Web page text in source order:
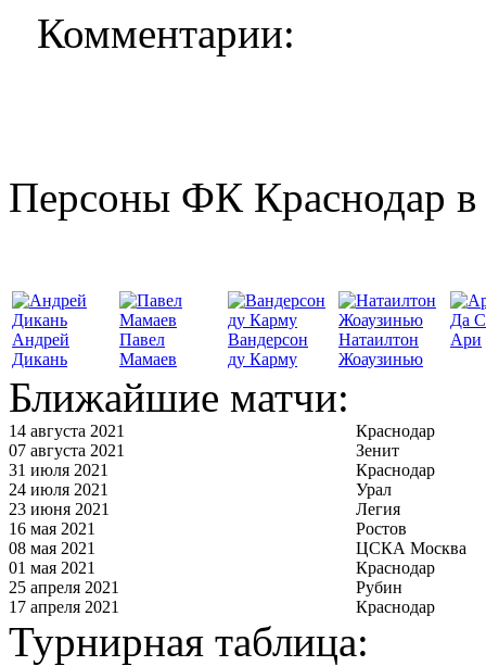
Комментарии:
Персоны ФК Краснодар в
Андрей
Дикань
Павел
Мамаев
Вандерсон
ду Карму
Натаилтон
Жоаузинью
Да
Ари
Ближайшие матчи:
14 августа 2021
Краснодар
07 августа 2021
Зенит
31 июля 2021
Краснодар
24 июля 2021
Урал
23 июня 2021
Легия
16 мая 2021
Ростов
08 мая 2021
ЦСКА Москва
01 мая 2021
Краснодар
25 апреля 2021
Рубин
17 апреля 2021
Краснодар
Турнирная таблица: